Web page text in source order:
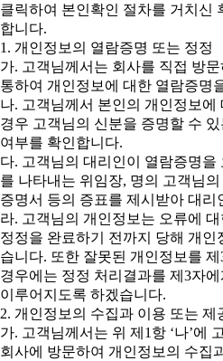
클릭하여 본인확인 절차를 거치신
합니다.
1. 개인정보의 열람증명 또는 정정
가. 고객님께서는 회사를 직접 방
통하여 개인정보에 대한 열람증명
나. 고객님께서 본인의 개인정보
경우 고객님의 신분을 증명할 수
여부를 확인합니다.
다. 고객님의 대리인이 열람증명을
를 나타내는 위임장, 명의 고객님
증명서 등의 증표를 제시받아 대리
라. 고객님의 개인정보는 오류에
정정을 완료하기 전까지 당해 개
습니다. 또한 잘못된 개인정보를
경우에는 정정 처리결과를 제3자
이루어지도록 하겠습니다.
2. 개인정보의 수집과 이용 또는 제
가. 고객님께서는 위 제1항 ‘나’에
회사에 방문하여 개인정보의 수집